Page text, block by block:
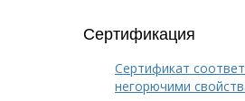
Сертификация
Сертификат
негорючими